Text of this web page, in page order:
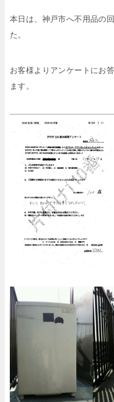
本日は、神戸市へ不用品の
た。
お客様よりアンケートにお
ます。